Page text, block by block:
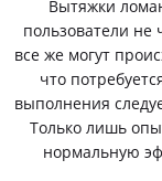
Вытяжки
пользователи не
все же могут
что
выполнения
Только лишь
нормальную